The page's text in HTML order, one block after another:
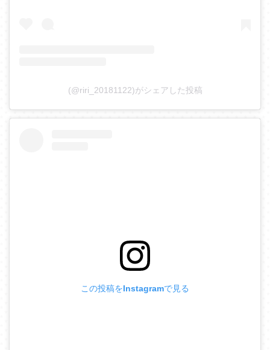
(@riri_20181122)がシェアした投稿
この投稿をInstagramで見る